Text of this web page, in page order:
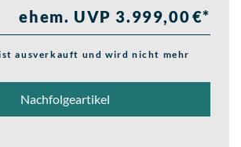
ehem. UVP 3.999,00 €*
ausverkauft und wird nicht mehr
Nachfolgeartikel